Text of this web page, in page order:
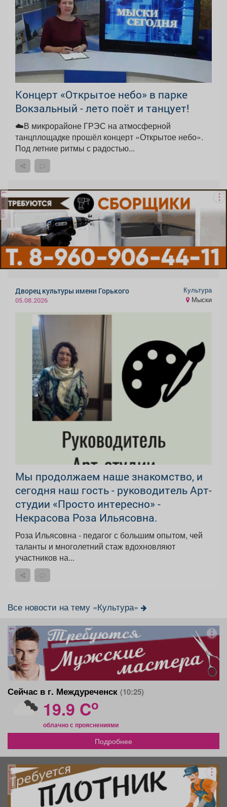
Концерт «Открытое небо» в парке
Вокзальный - лето поёт и танцует!
☁️В микрорайоне ГРЭС на атмосферной
танцплощадке прошёл концерт «Открытое небо».
Под летние ритмы с радостью...
реклама
Дворец культуры имени Горького
05.08.2026
Культура
Мыски
Мы продолжаем наше знакомство, и
сегодня наш гость - руководитель Арт-
студии «Просто интересно» -
Некрасова Роза Ильясовна.
Роза Ильясовна - педагог с большим опытом, чей
таланты и многолетний стаж вдохновляют
участников на...
Все новости на тему «Культура»
реклама
Сейчас в г. Междуреченск (10:25)
19.9 Co
облачно с прояснениями
Подробнее
реклама